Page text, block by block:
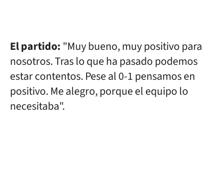
El partido:"Muy bueno, muy positivo para
nosotros. Tras lo que ha pasado podemos
estar contentos. Pese al 0-1 pensamos en
positivo. Me alegro, porque el equipo lo
necesitaba".